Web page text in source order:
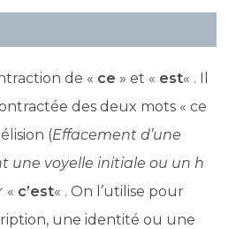
de « ce » et « est« . Il
des deux mots « ce
(Effacement d’une
une voyelle initiale ou un h
« c’est« . On l’utilise pour
une identité ou une